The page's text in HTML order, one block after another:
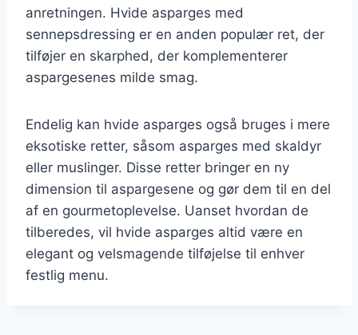
anretningen. Hvide asparges med
sennepsdressing er en anden populær ret, der
tilføjer en skarphed, der komplementerer
aspargesenes milde smag.
Endelig kan hvide asparges også bruges i mere
eksotiske retter, såsom asparges med skaldyr
eller muslinger. Disse retter bringer en ny
dimension til aspargesene og gør dem til en del
af en gourmetoplevelse. Uanset hvordan de
tilberedes, vil hvide asparges altid være en
elegant og velsmagende tilføjelse til enhver
festlig menu.